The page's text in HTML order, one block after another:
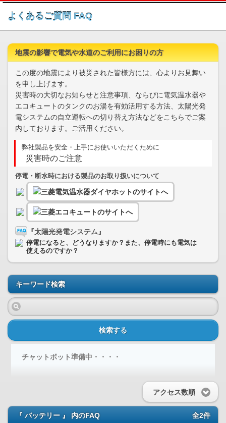
このページの本文へ
よくあるご質問 FAQ
地震の影響で電気や水道のご利用にお困りの方
この度の地震により被災された皆様方には、心よりお見舞い
を申し上げます。
災害時の大切なお知らせと注意事項、ならびに電気温水器や
エコキュートのタンクのお湯を有効活用する方法、太陽光発
電システムの自立運転への切り替え方法などをこちらでご案
内しております。ご活用ください。
弊社製品を安全・上手にお使いいただくために
災害時のご注意
停電・断水時における製品のお取り扱いについて
『太陽光発電システム』
停電になると、どうなりますか？また、停電時にも電気は
使えるのですか？
キーワード検索
検索する
チャットボット準備中・・・・
アクセス数順
『 バッテリー 』 内のFAQ 全2件